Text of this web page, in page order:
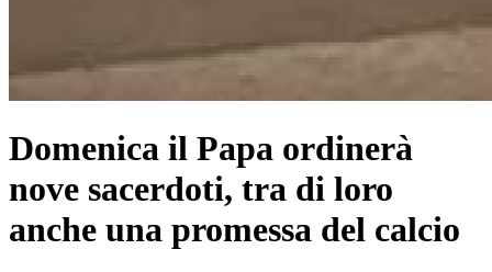
Domenica il Papa ordinerà
nove sacerdoti, tra di loro
anche una promessa del calcio